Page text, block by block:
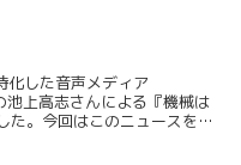
した音声メディア
池上高志さんによる『機械は
た。今回はこのニュースをお